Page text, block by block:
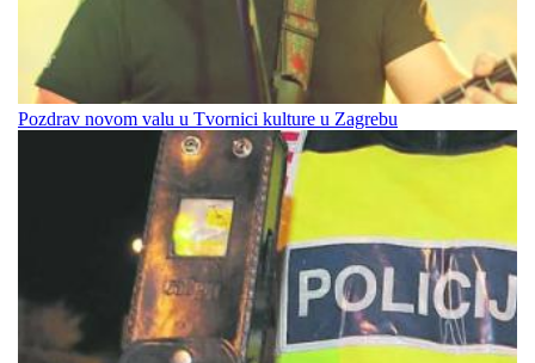
Pozdrav novom valu u Tvornici kulture u Zagrebu